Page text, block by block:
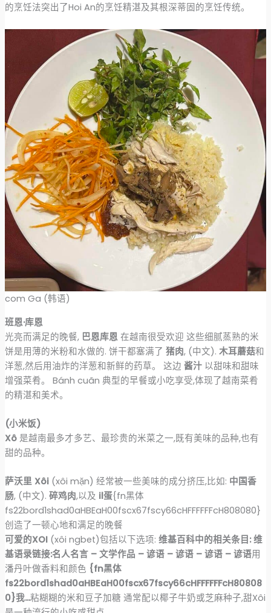
的烹饪法突出了Hoi An的烹饪精湛及其根深蒂固的烹饪传统。
com Ga (韩语)
班恩·库恩
光亮而满足的晚餐, 巴恩库恩 在越南很受欢迎 这些细腻蒸熟的米
饼是用薄的米粉和水做的. 饼干都塞满了 猪肉, (中文). 木耳蘑菇和
洋葱,然后用油炸的洋葱和新鲜的药草。 这边 酱汁以甜味和甜味
增强菜肴。 Bánh cuãn 典型的早餐或小吃享受,体现了越南菜肴
的精湛和美术。
(小米饭)
Xô是越南最多才多艺、最珍贵的米菜之一,既有美味的品种,也有
甜的品种。
萨沃里 Xôi(xôi mặn) 经常被一些美味的成分挤压,比如: 中国香
肠, (中文). 碎鸡肉,以及 il蛋{fn黑体
fs22bord1shad0aHBEaH00fscx67fscy66cHFFFFFFcH808080}
创造了一顿心地和满足的晚餐
可爱的XOI(xôi ngbet)包括以下选项: 维基百科中的相关条目: 维
基语录链接:名人名言 – 文学作品 – 谚语 – 谚语 – 谚语 – 谚语用
潘丹叶做香料和颜色 {fn黑体
fs22bord1shad0aHBEaH00fscx67fscy66cHFFFFFFcH80808
0}我…粘糊糊的米和豆子加糖 通常配以椰子牛奶或芝麻种子,甜Xôi